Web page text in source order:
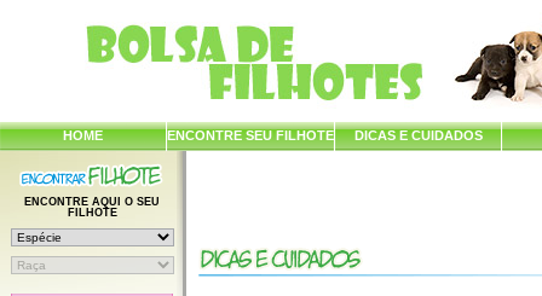
HOME ENCONTRE SEU FILHOTE DICAS E CUIDADOS
ENCONTRE AQUI O SEU
FILHOTE